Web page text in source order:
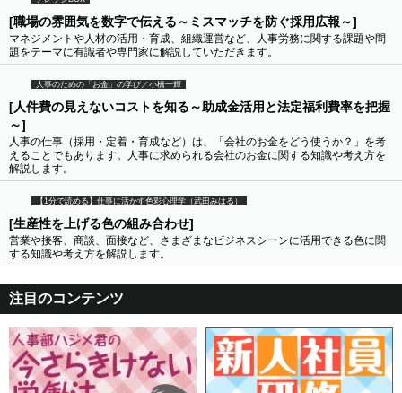
[職場の雰囲気を数字で伝える～ミスマッチを防ぐ採用広報～]
マネジメントや人材の活用・育成、組織運営など、人事労務に関する課題や問
題をテーマに有識者や専門家に解説していただきます。
人事のための「お金」の学び／小橋一輝
[人件費の見えないコストを知る～助成金活用と法定福利費率を把握
～]
人事の仕事（採用・定着・育成など）は、「会社のお金をどう使うか？」を考
えることでもあります。人事に求められる会社のお金に関する知識や考え方を
解説します。
【1分で読める】仕事に活かす色彩心理学（武田みはる）
[生産性を上げる色の組み合わせ]
営業や接客、商談、面接など、さまざまなビジネスシーンに活用できる色に関
する知識や考え方を解説します。
注目のコンテンツ